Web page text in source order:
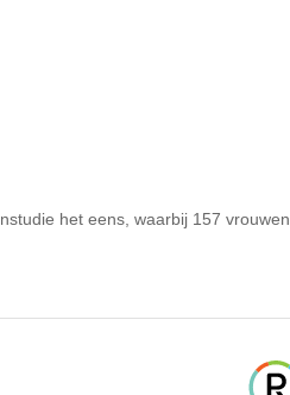
het eens, waarbij 157 vrouwen